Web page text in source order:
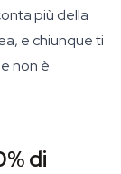
più della
e chiunque ti
non è
di